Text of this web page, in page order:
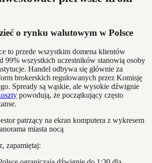
o rynku walutowym w Polsce
to przede wszystkim domena klientów
99% wszystkich uczestników stanowią osoby
Handel odbywa się głównie za
brokerskich regulowanych przez Komisję
Spready są wąskie, ale wysokie dźwignie
powodują, że początkujący często
zapamiętaj: